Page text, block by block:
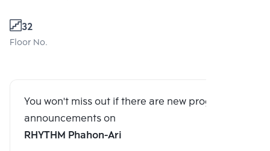
32
Floor No.
You won't miss out if there are new program
announcements on
RHYTHM Phahon-Ari